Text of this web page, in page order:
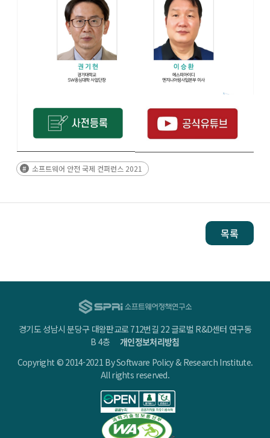
소프트웨어 안전 국제 컨퍼런스 2021
목록
경기도 성남시 분당구 대왕판교로 712번길 22 글로벌 R&D센터 연구동
B 4층개인정보처리방침
Copyright © 2014-2021 By Software Policy & Research Institute.
All rights reserved.